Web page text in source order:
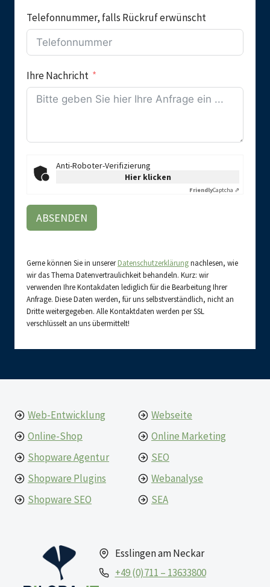
Telefonnummer, falls Rückruf erwünscht
Ihre Nachricht
Anti-Roboter-Verifizierung
Hier klicken
FriendlyCaptcha ⇗
ABSENDEN
Gerne können Sie in unsererDatenschutzerklärungnachlesen, wie
wir das Thema Datenvertraulichkeit behandeln. Kurz: wir
verwenden Ihre Kontakdaten lediglich für die Bearbeitung Ihrer
Anfrage. Diese Daten werden, für uns selbstverständlich, nicht an
Dritte weitergegeben. Alle Kontaktdaten werden per SSL
verschlüsselt an uns übermittelt!
Esslingen am Neckar
+49 (0)711 – 13633800
Web-Entwicklung
Webseite
Online-Shop
Online Marketing
Shopware Agentur
SEO
Shopware Plugins
Webanalyse
Shopware SEO
SEA